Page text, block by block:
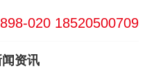
020 18520500709
资讯